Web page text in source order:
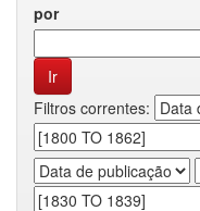
por
Filtros correntes: